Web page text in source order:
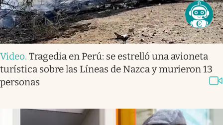
Video. Tragedia en Perú: se estrelló una avioneta
turística sobre las Líneas de Nazca y murieron 13
personas